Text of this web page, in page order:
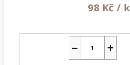
98 Kč /
+
−